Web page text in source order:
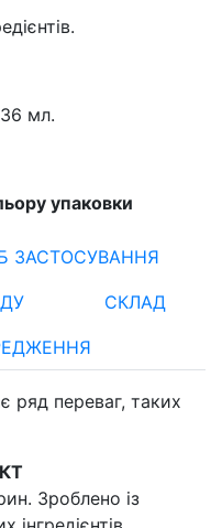
мл.
упаковки
ЗАСТОСУВАННЯ
СКЛАД
ряд переваг, таких
Зроблено із